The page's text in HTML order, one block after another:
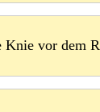
vor dem